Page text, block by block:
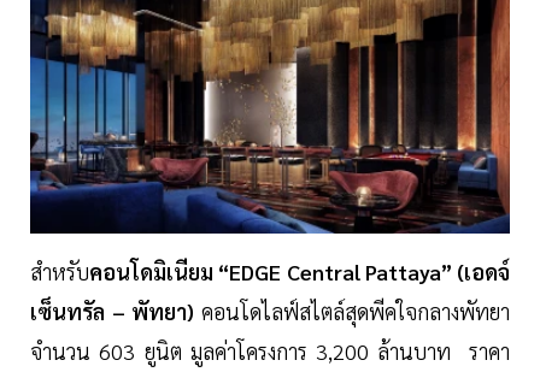
สำหรับคอนโดมิเนียม “EDGE Central Pattaya” (เอดจ์
เซ็นทรัล – พัทยา) คอนโดไลฟ์สไตล์สุดพีคใจกลางพัทยา
จำนวน 603 ยูนิต มูลค่าโครงการ 3,200 ล้านบาท ราคา